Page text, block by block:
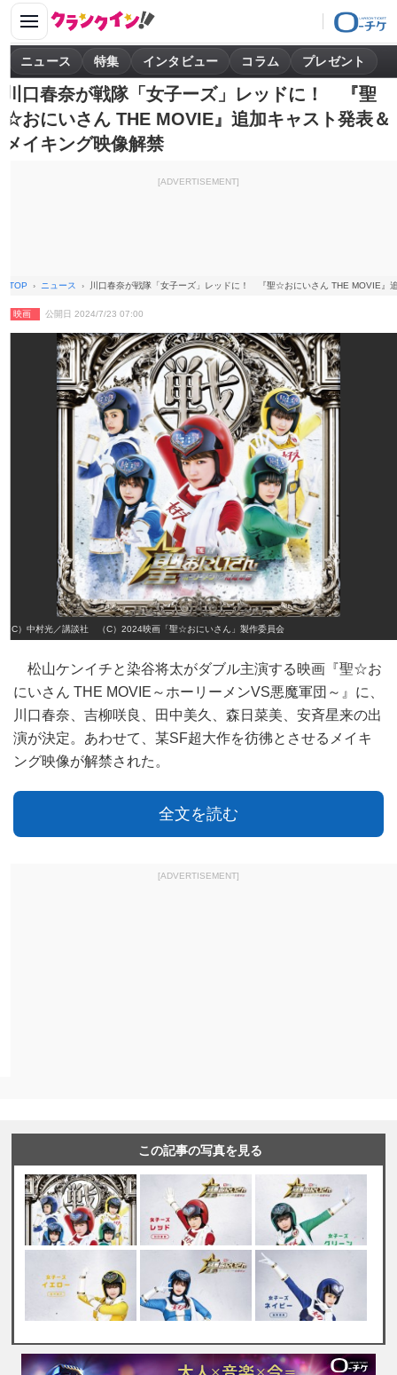
ニュース 特集 インタビュー コラム プレゼント
川口春奈が戦隊「女子ーズ」レッドに！ 『聖
☆おにいさん THE MOVIE』追加キャスト発表＆
メイキング映像解禁
[ADVERTISEMENT]
TOP ニュース 川口春奈が戦隊「女子ーズ」レッドに！ 『聖☆おにいさん THE MOVIE』
映画 公開日 2024/7/23 07:00
（C）中村光／講談社 （C）2024映画「聖☆おにいさん」製作委員会
松山ケンイチと染谷将太がダブル主演する映画『聖☆お
にいさん THE MOVIE～ホーリーメンVS悪魔軍団～』に、
川口春奈、吉柳咲良、田中美久、森日菜美、安斉星来の出
演が決定。あわせて、某SF超大作を彷彿とさせるメイキ
ング映像が解禁された。
全文を読む
[ADVERTISEMENT]
この記事の写真を見る